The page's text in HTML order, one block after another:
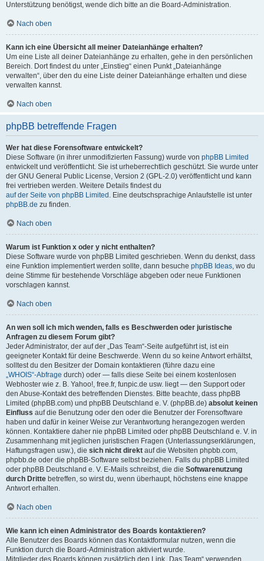
Unterstützung benötigst, wende dich bitte an die Board-Administration.
Nach oben
Kann ich eine Übersicht all meiner Dateianhänge erhalten?
Um eine Liste all deiner Dateianhänge zu erhalten, gehe in den persönlichen
Bereich. Dort findest du unter „Einstieg“ einen Punkt „Dateianhänge
verwalten“, über den du eine Liste deiner Dateianhänge erhalten und diese
verwalten kannst.
Nach oben
phpBB betreffende Fragen
Wer hat diese Forensoftware entwickelt?
Diese Software (in ihrer unmodifizierten Fassung) wurde von phpBB Limited
entwickelt und veröffentlicht. Sie ist urheberrechtlich geschützt. Sie wurde unter
der GNU General Public License, Version 2 (GPL-2.0) veröffentlicht und kann
frei vertrieben werden. Weitere Details findest du
auf der Seite von phpBB Limited . Eine deutschsprachige Anlaufstelle ist unter
phpBB.de zu finden.
Nach oben
Warum ist Funktion x oder y nicht enthalten?
Diese Software wurde von phpBB Limited geschrieben. Wenn du denkst, dass
eine Funktion implementiert werden sollte, dann besuche phpBB Ideas, wo du
deine Stimme für bestehende Vorschläge abgeben oder neue Funktionen
vorschlagen kannst.
Nach oben
An wen soll ich mich wenden, falls es Beschwerden oder juristische
Anfragen zu diesem Forum gibt?
Jeder Administrator, der auf der „Das Team“-Seite aufgeführt ist, ist ein
geeigneter Kontakt für deine Beschwerde. Wenn du so keine Antwort erhältst,
solltest du den Besitzer der Domain kontaktieren (führe dazu eine
„WHOIS“-Abfrage durch) oder — falls diese Seite bei einem kostenlosen
Webhoster wie z. B. Yahoo!, free.fr, funpic.de usw. liegt — den Support oder
den Abuse-Kontakt des betreffenden Dienstes. Bitte beachte, dass phpBB
Limited (phpBB.com) und phpBB Deutschland e. V. (phpBB.de) absolut keinen
Einfluss auf die Benutzung oder den oder die Benutzer der Forensoftware
haben und dafür in keiner Weise zur Verantwortung herangezogen werden
können. Kontaktiere daher nie phpBB Limited oder phpBB Deutschland e. V. in
Zusammenhang mit jeglichen juristischen Fragen (Unterlassungserklärungen,
Haftungsfragen usw.), die sich nicht direkt auf die Websiten phpbb.com,
phpbb.de oder die phpBB-Software selbst beziehen. Falls du phpBB Limited
oder phpBB Deutschland e. V. E-Mails schreibst, die die Softwarenutzung
durch Dritte betreffen, so wirst du, wenn überhaupt, höchstens eine knappe
Antwort erhalten.
Nach oben
Wie kann ich einen Administrator des Boards kontaktieren?
Alle Benutzer des Boards können das Kontaktformular nutzen, wenn die
Funktion durch die Board-Administration aktiviert wurde.
Mitglieder des Boards können zusätzlich den Link „Das Team“ verwenden.